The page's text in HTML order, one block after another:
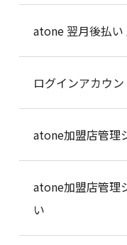
atone 翌月後払い
ログインアカウ
atone加盟店管理
atone加盟店管理
い